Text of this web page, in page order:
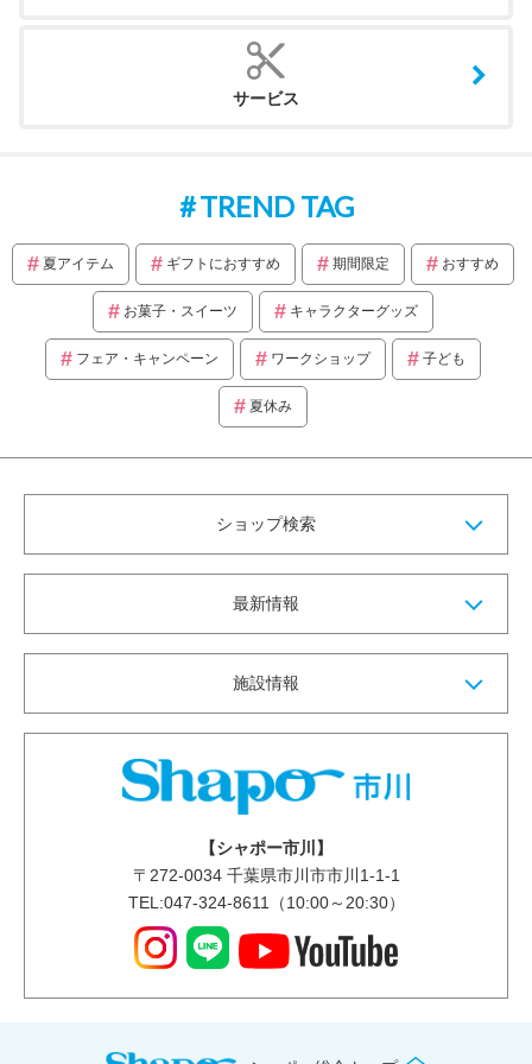
サービス
TREND TAG
夏アイテム ギフトにおすすめ 期間限定 おすすめ
お菓子・スイーツ キャラクターグッズ
フェア・キャンペーン ワークショップ 子ども
夏休み
ショップ検索
最新情報
施設情報
【シャポー市川】
〒 272-0034千葉県市川市市川1-1-1
TEL:047-324-8611（10:00～20:30）